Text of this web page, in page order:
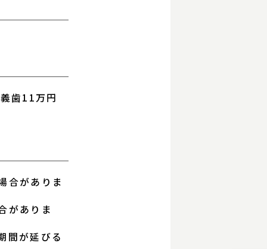
歯11万円
合がありま
がありま
間が延びる